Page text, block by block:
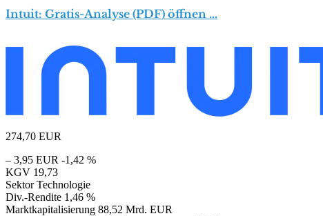
Intuit: Gratis-Analyse (PDF) öffnen …
274,70 EUR
– 3,95 EUR -1,42 %
KGV 19,73
Sektor Technologie
Div.-Rendite 1,46 %
Marktkapitalisierung 88,52 Mrd. EUR